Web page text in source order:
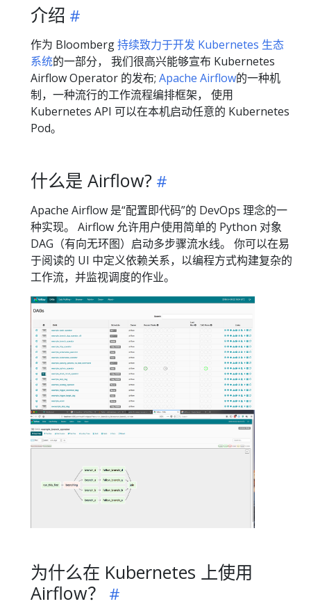
介绍
作为 Bloomberg持续致力于开发 Kubernetes 生态
系统的一部分， 我们很高兴能够宣布 Kubernetes
Airflow Operator 的发布; Apache Airflow的一种机
制，一种流行的工作流程编排框架， 使用
Kubernetes API 可以在本机启动任意的 Kubernetes
Pod。
什么是 Airflow?
Apache Airflow 是“配置即代码”的 DevOps 理念的一
种实现。 Airflow 允许用户使用简单的 Python 对象
DAG（有向无环图）启动多步骤流水线。 你可以在易
于阅读的 UI 中定义依赖关系，以编程方式构建复杂的
工作流，并监视调度的作业。
为什么在 Kubernetes 上使用
Airflow？